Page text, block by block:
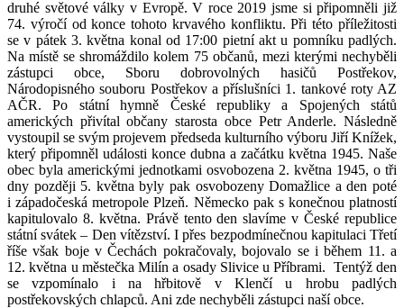
druhé světové války v Evropě. V roce 2019 jsme si připomněli již
74. výročí od konce tohoto krvavého konfliktu. Při této příležitosti
se v pátek 3. května konal od 17:00 pietní akt u pomníku padlých.
Na místě se shromáždilo kolem 75 občanů, mezi kterými nechyběli
zástupci obce, Sboru dobrovolných hasičů Postřekov,
Národopisného souboru Postřekov a příslušníci 1. tankové roty AZ
AČR. Po státní hymně České republiky a Spojených států
amerických přivítal občany starosta obce Petr Anderle. Následně
vystoupil se svým projevem předseda kulturního výboru Jiří Knížek,
který připomněl události konce dubna a začátku května 1945. Naše
obec byla americkými jednotkami osvobozena 2. května 1945, o tři
dny později 5. května byly pak osvobozeny Domažlice a den poté
i západočeská metropole Plzeň. Německo pak s konečnou platností
kapitulovalo 8. května. Právě tento den slavíme v České republice
státní svátek – Den vítězství. I přes bezpodmínečnou kapitulaci Třetí
říše však boje v Čechách pokračovaly, bojovalo se i během 11. a
12. května u městečka Milín a osady Slivice u Příbrami. Tentýž den
se vzpomínalo i na hřbitově v Klenčí u hrobu padlých
postřekovských chlapců. Ani zde nechyběli zástupci naší obce.